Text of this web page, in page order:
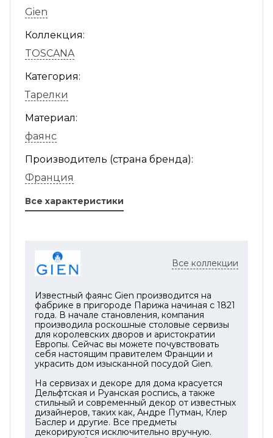
Gien
Коллекция:
TOSCANA
Категория:
Тарелки
Материал:
фаянс
Производитель (страна бренда):
Франция
Все характеристики
Все коллекции
Известный фаянс Gien производится на
фабрике в пригороде Парижа начиная с 1821
года. В начале становления, компания
производила роскошные столовые сервизы
для королевских дворов и аристократии
Европы. Сейчас вы можете почувствовать
себя настоящим правителем Франции и
украсить дом изысканной посудой Gien.
На сервизах и декоре для дома красуется
Дельфтская и Руанская роспись, а также
стильный и современный декор от известных
дизайнеров, таких как, Андре Путман, Клер
Баслер и другие. Все предметы
декорируются исключительно вручную.